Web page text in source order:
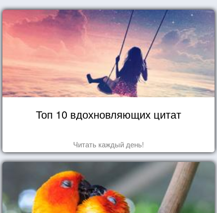
Топ 10 вдохновляющих цитат
Читать каждый день!